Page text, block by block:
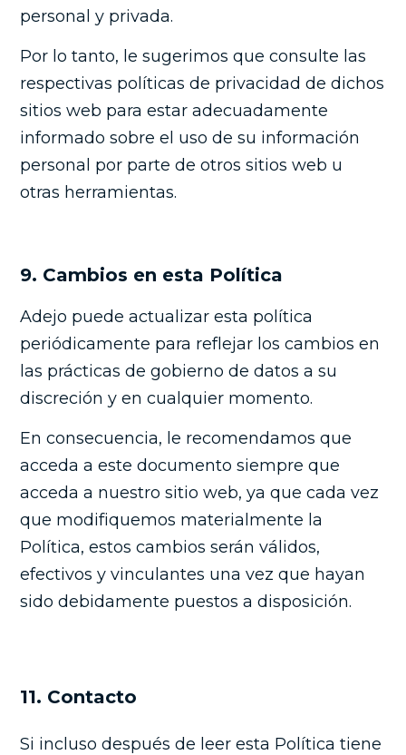
personal y privada.
Por lo tanto, le sugerimos que consulte las
respectivas políticas de privacidad de dichos
sitios web para estar adecuadamente
informado sobre el uso de su información
personal por parte de otros sitios web u
otras herramientas.
9. Cambios en esta Política
Adejo puede actualizar esta política
periódicamente para reflejar los cambios en
las prácticas de gobierno de datos a su
discreción y en cualquier momento.
En consecuencia, le recomendamos que
acceda a este documento siempre que
acceda a nuestro sitio web, ya que cada vez
que modifiquemos materialmente la
Política, estos cambios serán válidos,
efectivos y vinculantes una vez que hayan
sido debidamente puestos a disposición.
11. Contacto
Si incluso después de leer esta Política tiene